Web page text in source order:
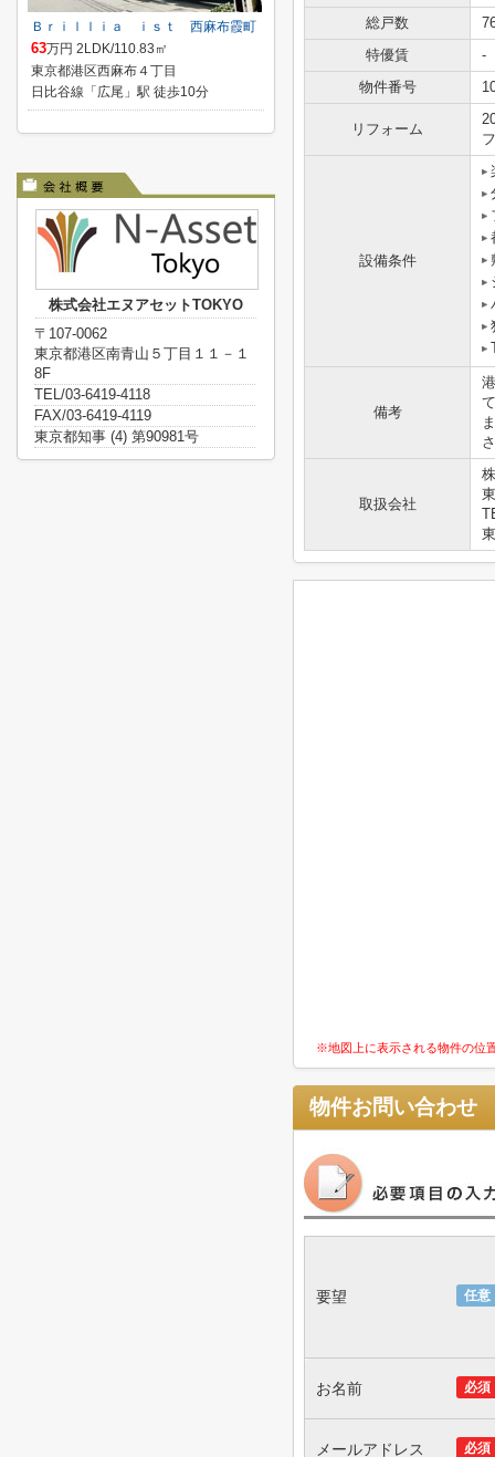
総戸数
特優賃
-
物件番号
リフォーム
設備条件
備考
取扱会社
※地図上に表示される物件の位
物件お問い合わせ
任意
要望
必須
お名前
必須
メールアドレス
Ｂｒｉｌｌｉａ ｉｓｔ 西麻布霞町
63万円 2LDK/110.83㎡
東京都港区西麻布４丁目
日比谷線「広尾」駅 徒歩10分
株式会社エヌアセットTOKYO
〒107-0062
東京都港区南青山５丁目１１－１
8F
TEL/03-6419-4118
FAX/03-6419-4119
東京都知事 (4) 第90981号